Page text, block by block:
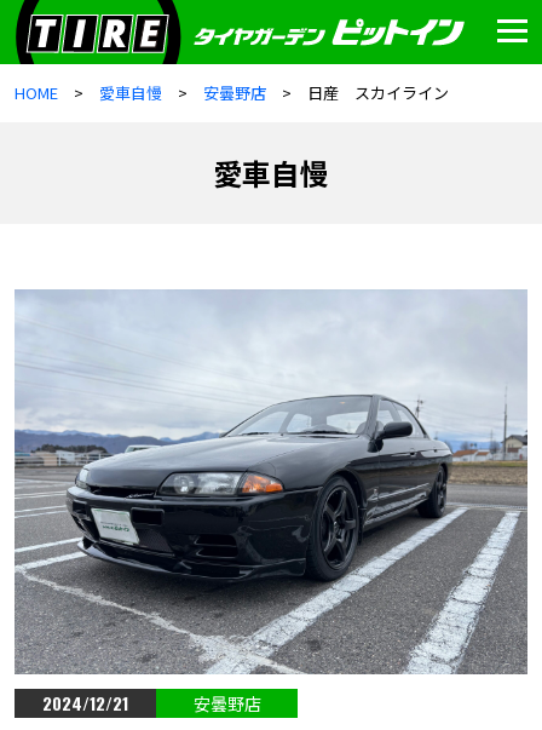
HOME 愛車自慢 安曇野店 日産 スカイライン
愛車自慢
2024/12/21 安曇野店